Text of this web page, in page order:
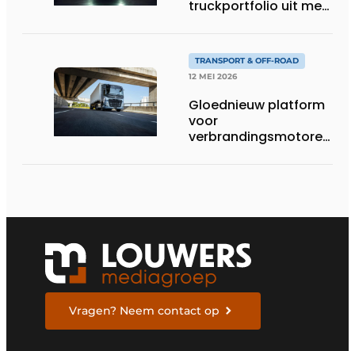
truckportfolio uit met
TRANSPORT & OFF-ROAD
12 MEI 2026
Gloednieuw platform
voor
verbrandingsmotoren
breed scala aan
brandstoffen
Vragen? Neem contact op